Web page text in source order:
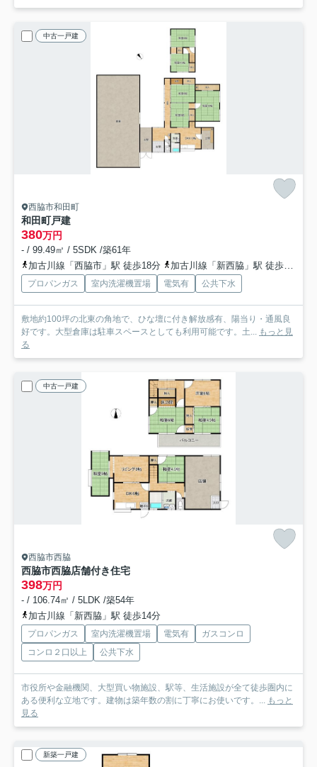
中古一戸建
西脇市和田町
和田町戸建
380万円
- / 99.49㎡ / 5SDK /築61年
加古川線「西脇市」駅 徒歩18分
加古川線「新西脇」駅 徒歩23分
プロパンガス 室内洗濯機置場 電気有 公共下水
敷地約100坪の北東の角地で、ひな壇に付き解放感有、陽当り・通風良
好です。大型倉庫は駐車スペースとしても利用可能です。土...
もっと見
る
中古一戸建
西脇市西脇
西脇市西脇店舗付き住宅
398万円
- / 106.74㎡ / 5LDK /築54年
加古川線「新西脇」駅 徒歩14分
プロパンガス 室内洗濯機置場 電気有
ガスコンロ
コンロ２口以上
公共下水
市役所や金融機関、大型買い物施設、駅等、生活施設が全て徒歩圏内に
ある便利な立地です。建物は築年数の割に丁寧にお使いです。...
もっと
見る
新築一戸建